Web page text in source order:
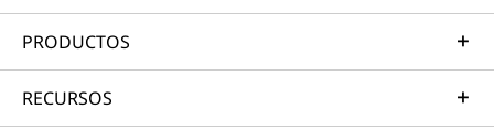
PRODUCTOS
RECURSOS